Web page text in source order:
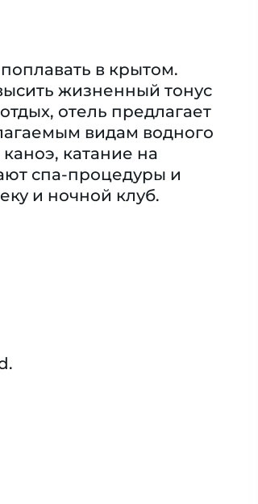
в крытом.
жизненный тонус
отель предлагает
видам водного
катание на
спа-процедуры и
и ночной клуб.